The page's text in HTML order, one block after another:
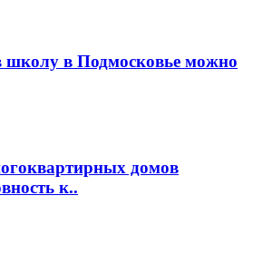
школу в Подмосковье можно
домов
к..